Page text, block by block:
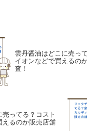
雲丹醤油はどこに売っ
イオンなどで買えるの
査！
ってる？コスト
えるのか販売店舗